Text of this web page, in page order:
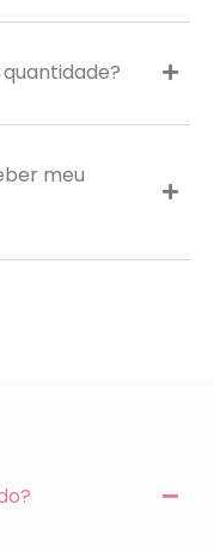
meu